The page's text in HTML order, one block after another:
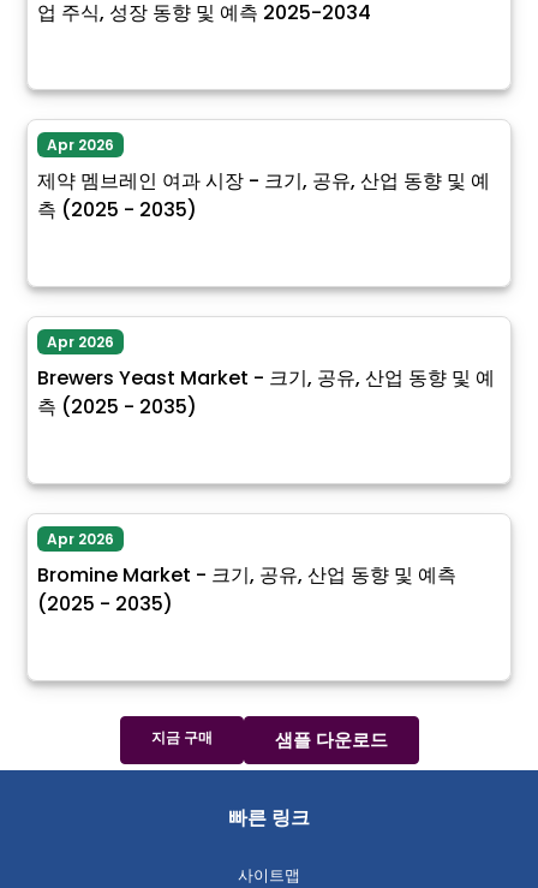
업 주식, 성장 동향 및 예측 2025-2034
Apr 2026
제약 멤브레인 여과 시장 - 크기, 공유, 산업 동향 및 예
측 (2025 - 2035)
Apr 2026
Brewers Yeast Market - 크기, 공유, 산업 동향 및 예
측 (2025 - 2035)
Apr 2026
Bromine Market - 크기, 공유, 산업 동향 및 예측
(2025 - 2035)
지금 구매 샘플 다운로드
빠른 링크
사이트맵